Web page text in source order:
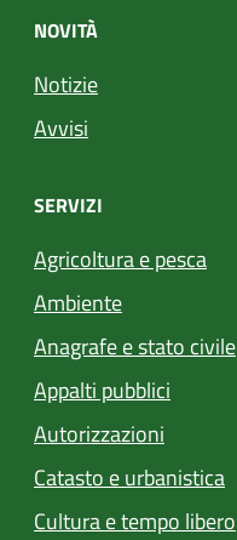
NOVITÀ
Notizie
Avvisi
SERVIZI
Agricoltura e pesca
Ambiente
Anagrafe e stato civile
Appalti pubblici
Autorizzazioni
Catasto e urbanistica
Cultura e tempo libero